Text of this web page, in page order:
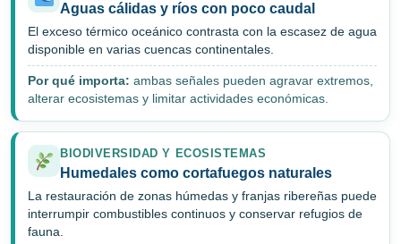
Aguas cálidas y ríos con poco caudal
El exceso térmico oceánico contrasta con la escasez de agua
disponible en varias cuencas continentales.
Por qué importa: ambas señales pueden agravar extremos,
alterar ecosistemas y limitar actividades económicas.
BIODIVERSIDAD Y ECOSISTEMAS
Humedales como cortafuegos naturales
La restauración de zonas húmedas y franjas ribereñas puede
interrumpir combustibles continuos y conservar refugios de
fauna.